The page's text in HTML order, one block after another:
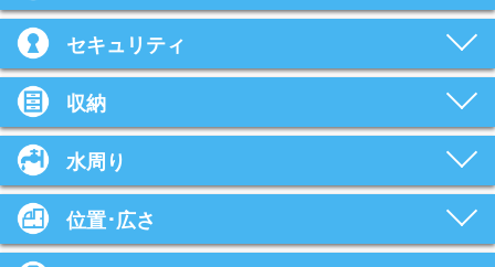
セキュリティ
収納
水周り
位置･広さ